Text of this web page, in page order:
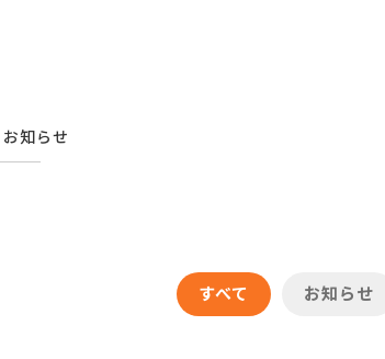
お知らせ
すべて お知らせ